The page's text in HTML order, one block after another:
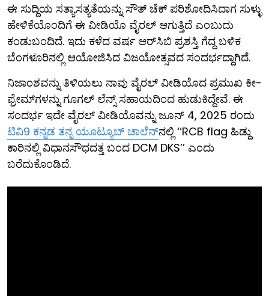
ಈ ಸುದ್ದಿಯ ಸತ್ಯಾಸತ್ಯತೆಯನ್ನು ಸೌತ್ ಚೆಕ್ ಪರಿಶೋದಿಸಿದಾಗ ಸುಳ್ಳು
ಹೇಳಿಕೆಯೊಂದಿಗೆ ಈ ವೀಡಿಯೊ ವೈರಲ್ ಆಗುತ್ತಿದೆ ಎಂಬುದು
ಕಂಡುಬಂದಿದೆ. ಇದು ಕಳೆದ ವರ್ಷ ಆರ್​ಸಿಬಿ ಪ್ರಶಸ್ತಿ ಗೆದ್ದ ಬಳಿಕ
ಬೆಂಗಳೂರಿನಲ್ಲಿ ಆಯೋಜಿಸಿದ ವಿಜಯೋತ್ಸವದ ಸಂದರ್ಭದ್ದಾಗಿದೆ.
ನಿಜಾಂಶವನ್ನು ತಿಳಿಯಲು ನಾವು ವೈರಲ್ ವೀಡಿಯೊದ ಪ್ರಮುಖ ಕೀ-
ಫ್ರೇಮ್​ಗಳನ್ನು ಗೂಗಲ್ ಲೆನ್ಸ್ ಸಹಾಯದಿಂದ ಹುಡುಕಿದ್ದೇವೆ. ಈ
ಸಂದರ್ಭ ಇದೇ ವೈರಲ್ ವೀಡಿಯೊವನ್ನು ಜೂನ್ 4, 2025 ರಂದು
ಟಿವಿ9 ಕನ್ನಡ ತನ್ನ ಯೂಟ್ಯೂಬ್ ಚಾಲೆನ್​ನಲ್ಲಿ ‘‘RCB flag ಹಿಡ್ದು
ಕಾರಿನಲ್ಲಿ ವಿಧಾನಸೌಧದತ್ತ ಬಂದ DCM DKS’’ ಎಂದು
ಬರೆದುಕೊಂಡಿದೆ.